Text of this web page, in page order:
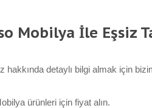
Mobilya İle Eşsiz
hakkında detaylı bilgi almak için
ürünleri için fiyat alın.